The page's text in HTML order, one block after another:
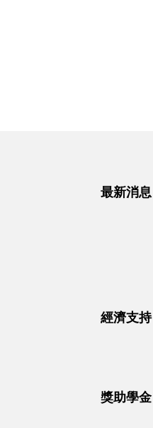
最新消息
經濟支持
獎助學金